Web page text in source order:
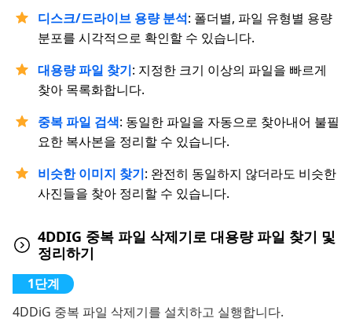
디스크/드라이브 용량 분석: 폴더별, 파일 유형별 용량
분포를 시각적으로 확인할 수 있습니다.
대용량 파일 찾기: 지정한 크기 이상의 파일을 빠르게
찾아 목록화합니다.
중복 파일 검색: 동일한 파일을 자동으로 찾아내어 불필
요한 복사본을 정리할 수 있습니다.
비슷한 이미지 찾기: 완전히 동일하지 않더라도 비슷한
사진들을 찾아 정리할 수 있습니다.
4DDIG 중복 파일 삭제기로 대용량 파일 찾기 및
정리하기
4DDiG 중복 파일 삭제기를 설치하고 실행합니다.